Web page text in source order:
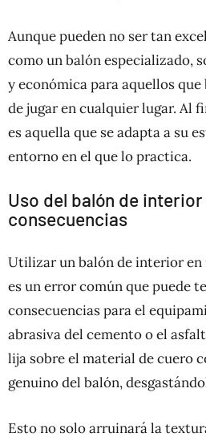
Aunque pueden no ser tan
como un balón especializado,
y económica para aquellos
de jugar en cualquier lugar. Al
es aquella que se adapta a su
entorno en el que lo practica.
Uso del balón de
consecuencias
Utilizar un balón de interior en
es un error común que puede
consecuencias para el
abrasiva del cemento o el
lija sobre el material de cuero
genuino del balón,
Esto no solo arruinará la